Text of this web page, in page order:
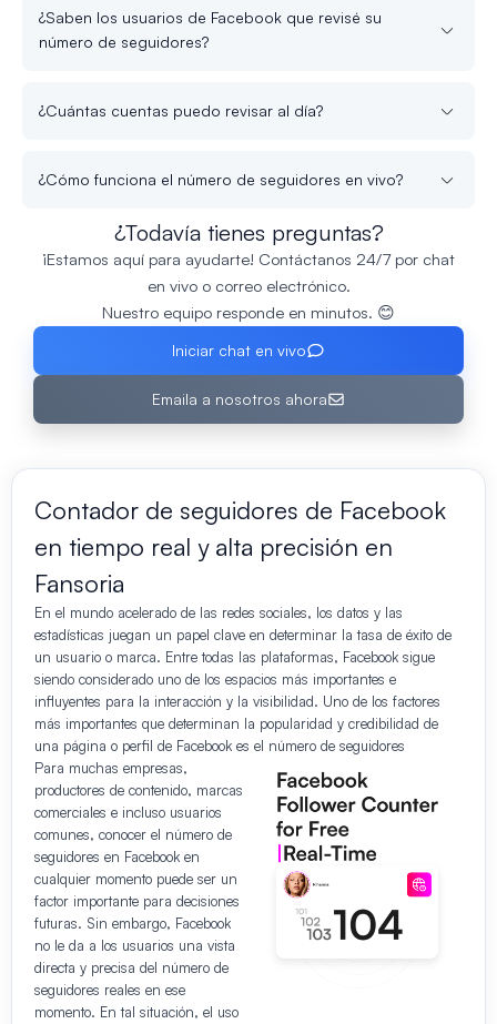
¿Saben los usuarios de Facebook que revisé su
número de seguidores?
¿Cuántas cuentas puedo revisar al día?
¿Cómo funciona el número de seguidores en vivo?
¿Todavía tienes preguntas?
¡Estamos aquí para ayudarte! Contáctanos 24/7 por chat
en vivo o correo electrónico.
Nuestro equipo responde en minutos. 😊
Iniciar chat en vivo
Emaila a nosotros ahora
Contador de seguidores de Facebook
en tiempo real y alta precisión en
Fansoria
En el mundo acelerado de las redes sociales, los datos y las
estadísticas juegan un papel clave en determinar la tasa de éxito de
un usuario o marca. Entre todas las plataformas, Facebook sigue
siendo considerado uno de los espacios más importantes e
influyentes para la interacción y la visibilidad. Uno de los factores
más importantes que determinan la popularidad y credibilidad de
una página o perfil de Facebook es el número de seguidores
Para muchas empresas,
productores de contenido, marcas
comerciales e incluso usuarios
comunes, conocer el número de
seguidores en Facebook en
cualquier momento puede ser un
factor importante para decisiones
futuras. Sin embargo, Facebook
no le da a los usuarios una vista
directa y precisa del número de
seguidores reales en ese
momento. En tal situación, el uso